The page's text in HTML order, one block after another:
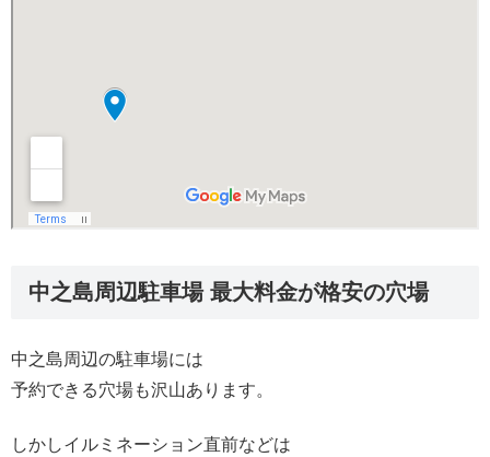
中之島周辺駐車場 最大料金が格安の穴場
中之島周辺の駐車場には
予約できる穴場も沢山あります。
しかしイルミネーション直前などは